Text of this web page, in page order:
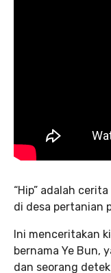
“Hip” adalah
di desa pertanian
Ini menceritakan
bernama Ye Bun,
dan seorang